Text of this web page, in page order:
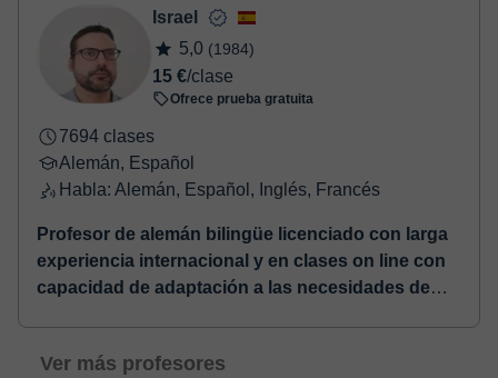
Israel
5,0 (1984)
15 €/clase
Ofrece prueba gratuita
7694 clases
Alemán, Español
Habla: Alemán, Español, Inglés, Francés
Profesor de alemán bilingüe licenciado con larga
experiencia internacional y en clases on line con
capacidad de adaptación a las necesidades de
integración real de la lengua en la rutina del
Ver más profesores